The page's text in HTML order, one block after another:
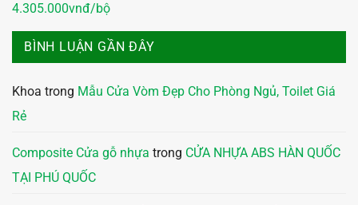
4.305.000vnđ/bộ
BÌNH LUẬN GẦN ĐÂY
Khoa trong Mẫu Cửa Vòm Đẹp Cho Phòng Ngủ, Toilet Giá
Rẻ
Composite Cửa gỗ nhựa trong CỬA NHỰA ABS HÀN QUỐC
TẠI PHÚ QUỐC